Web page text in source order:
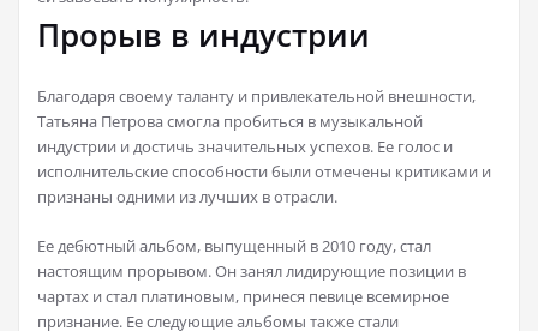
Прорыв в индустрии
Благодаря своему таланту и привлекательной внешности,
Татьяна Петрова смогла пробиться в музыкальной
индустрии и достичь значительных успехов. Ее голос и
исполнительские способности были отмечены критиками и
признаны одними из лучших в отрасли.
Ее дебютный альбом, выпущенный в 2010 году, стал
настоящим прорывом. Он занял лидирующие позиции в
чартах и стал платиновым, принеся певице всемирное
признание. Ее следующие альбомы также стали